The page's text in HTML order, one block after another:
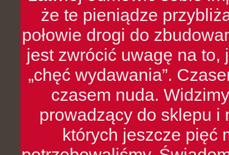
że te pieniądze
połowie drogi do
jest zwrócić uwagę na to,
„chęć wydawania”.
czasem nuda.
prowadzący do sklepu i
których jeszcze pięć